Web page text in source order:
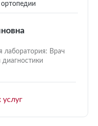
лаборатория: Врач
услуг